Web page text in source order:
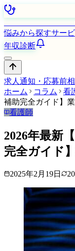
悩みから探すサー
年収診断
求人通知・応募前
ホーム
コラム 看
補助完全ガイド】
看護師
2026年最新
完全ガイド
2025年2月19日